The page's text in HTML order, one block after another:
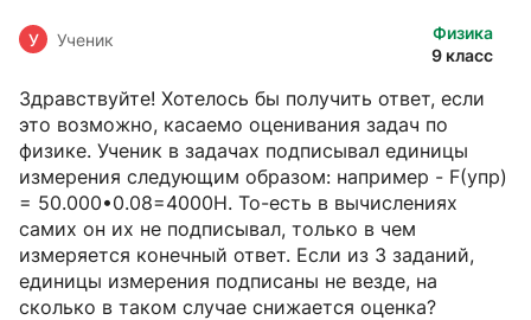
Физика
9 класс
У Ученик
Здравствуйте! Хотелось бы получить ответ, если
это возможно, касаемо оценивания задач по
физике. Ученик в задачах подписывал единицы
измерения следующим образом: например - F(упр)
= 50.000•0.08=4000Н. То-есть в вычислениях
самих он их не подписывал, только в чем
измеряется конечный ответ. Если из 3 заданий,
единицы измерения подписаны не везде, на
сколько в таком случае снижается оценка?